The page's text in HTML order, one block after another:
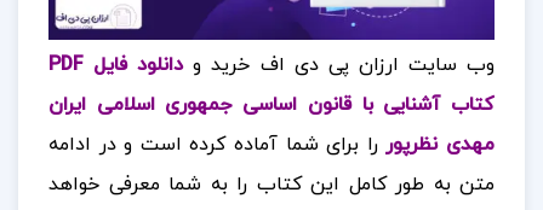
وب سایت ارزان پی دی اف خرید و
دانلود فایل PDF
کتاب آشنایی با قانون اساسی جمهوری اسلامی ایران
مهدی نظرپوررا برای شما آماده کرده است و در ادامه
متن به طور کامل این کتاب را به شما معرفی خواهد